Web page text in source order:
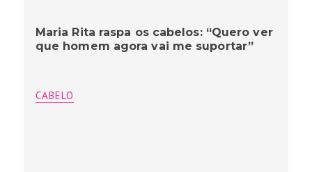
Maria Rita raspa os cabelos: “Quero ver
que homem agora vai me suportar”
CABELO